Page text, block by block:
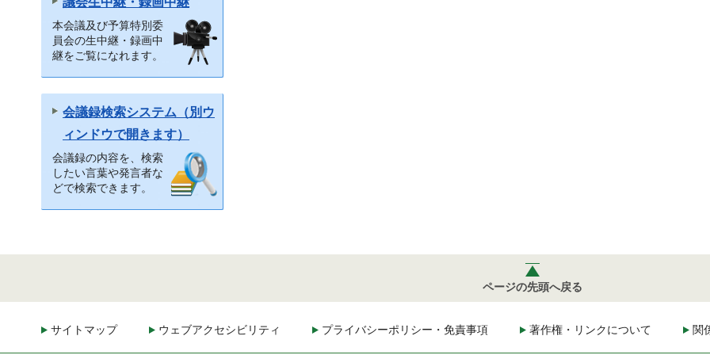
本会議及び予算特別委
員会の生中継・録画中
継をご覧になれます。
会議録検索システム（別ウ
ィンドウで開きます）
会議録の内容を、検索
したい言葉や発言者な
どで検索できます。
ページの先頭へ戻る
サイトマップ ウェブアクセシビリティ プライバシーポリシー・免責事項 著作権・リンクについて 関